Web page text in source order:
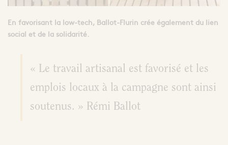
En favorisant la low-tech, Ballot-Flurin crée également du lien
social et de la solidarité.
« Le travail artisanal est favorisé et les
emplois locaux à la campagne sont ainsi
soutenus. » Rémi Ballot